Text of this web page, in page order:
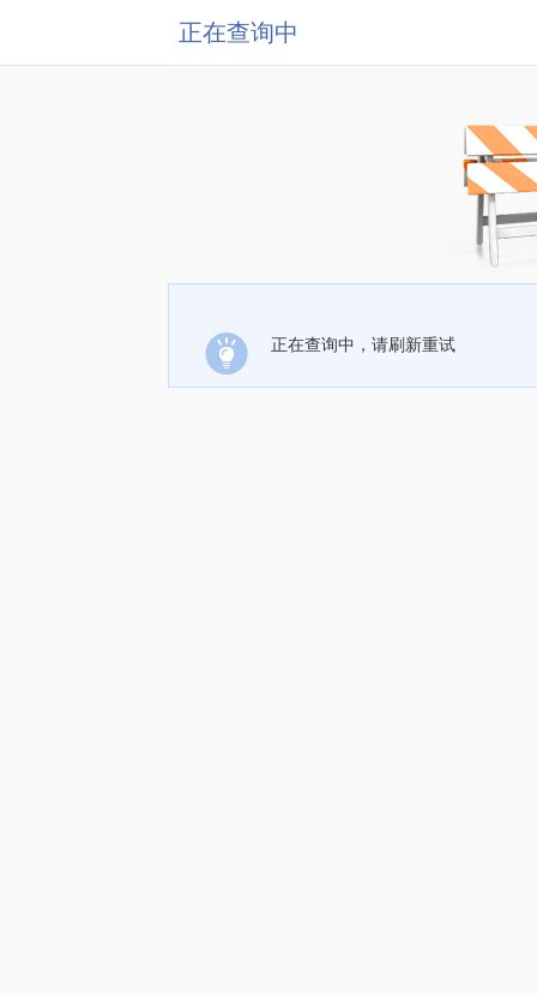
正在查询中
正在查询中，请刷新重试